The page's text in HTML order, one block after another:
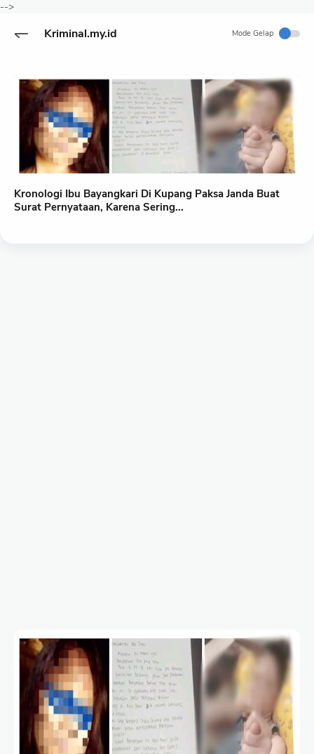
-->
Kriminal.my.id Mode Gelap
Kronologi Ibu Bayangkari Di Kupang Paksa Janda Buat
Surat Pernyataan, Karena Sering...